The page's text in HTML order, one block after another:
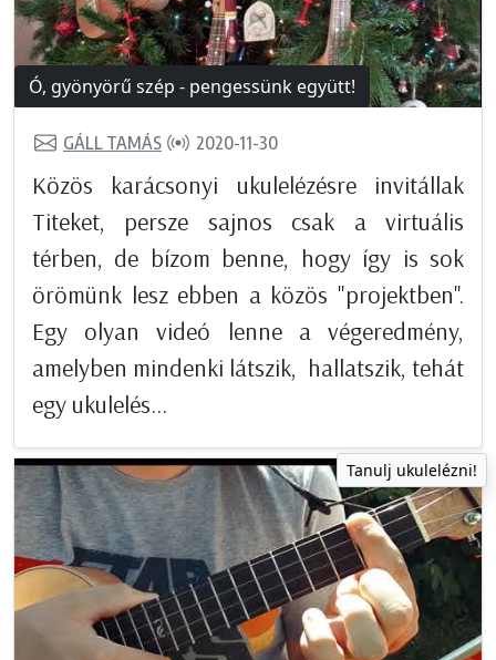
Ó, gyönyörű szép - pengessünk együtt!
GÁLL TAMÁS 2020-11-30
Közös karácsonyi ukulelézésre invitállak
Titeket, persze sajnos csak a virtuális
térben, de bízom benne, hogy így is sok
örömünk lesz ebben a közös "projektben".
Egy olyan videó lenne a végeredmény,
amelyben mindenki látszik, hallatszik, tehát
egy ukulelés...
Tanulj ukulelézni!